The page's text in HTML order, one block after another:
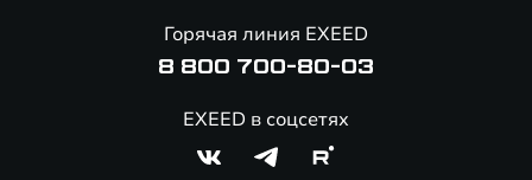
Горячая линия EXEED
8 800 700-80-03
EXEED в соцсетях